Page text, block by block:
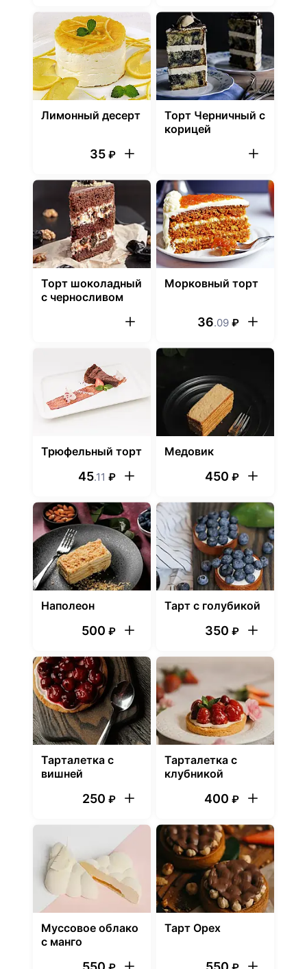
Лимонный десерт
35 ₽
Торт Черничный с
корицей
Торт шоколадный
с черносливом
Морковный торт
36.09 ₽
Трюфельный торт
45.11 ₽
Медовик
450 ₽
Наполеон
500 ₽
Тарт с голубикой
350 ₽
Тарталетка с
вишней
250 ₽
Тарталетка с
клубникой
400 ₽
Муссовое облако
с манго
Тарт Орех